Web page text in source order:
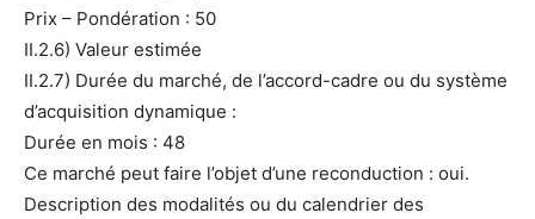
Prix – Pondération : 50
II.2.6) Valeur estimée
II.2.7) Durée du marché, de l’accord-cadre ou du système
d’acquisition dynamique :
Durée en mois : 48
Ce marché peut faire l’objet d’une reconduction : oui.
Description des modalités ou du calendrier des